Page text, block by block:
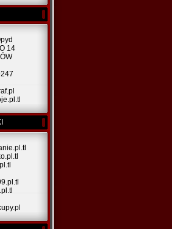
14